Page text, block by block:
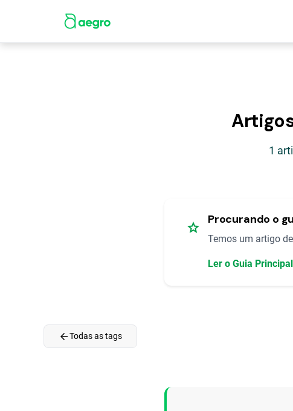
1
star Procurando o
Temos um artigo
Ler o Guia
arrow_backTodas as tags